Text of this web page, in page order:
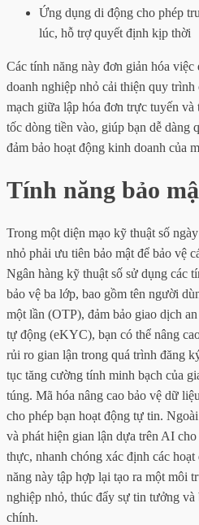
Ứng dụng di động cho phép
lúc, hỗ trợ quyết định kịp thời
Các tính năng này đơn giản hóa
doanh nghiệp nhỏ cải thiện quy
mạch giữa lập hóa đơn trực tuyến
tốc dòng tiền vào, giúp bạn dễ dàng
đảm bảo hoạt động kinh doanh của
Tính năng bảo
Trong một diện mạo kỹ thuật số
nhỏ phải ưu tiên bảo mật để bảo vệ
Ngân hàng kỹ thuật số sử dụng các
bảo vệ ba lớp, bao gồm tên người
một lần (OTP), đảm bảo giao dịch
tự động (eKYC), bạn có thể nâng
rủi ro gian lận trong quá trình đăng
tục tăng cường tính minh bạch của
túng. Mã hóa nâng cao bảo vệ dữ
cho phép bạn hoạt động tự tin.
và phát hiện gian lận dựa trên AI
thực, nhanh chóng xác định các
năng này tập hợp lại tạo ra một môi
nghiệp nhỏ, thúc đẩy sự tin tưởng và
chính.